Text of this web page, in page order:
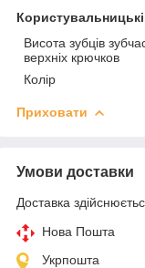
Висота зубців
верхніх крючков
Колір
Приховати
Умови доставки
Доставка
Нова Пошта
Укрпошта